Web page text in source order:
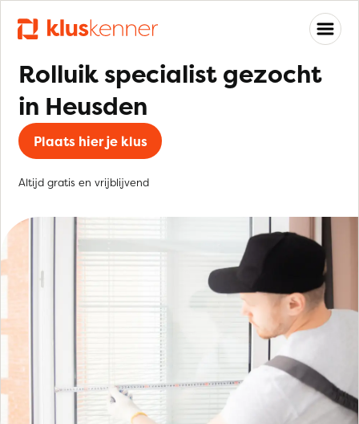
Rolluik specialist gezocht
in Heusden
Plaats hier je klus
Altijd gratis en vrijblijvend